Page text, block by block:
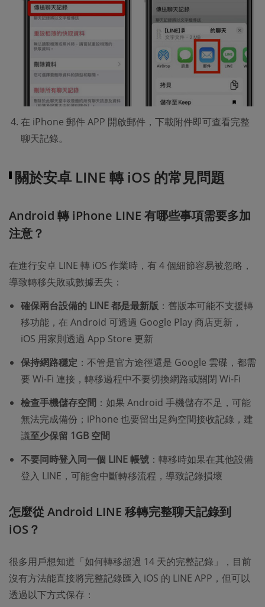
在 iPhone 郵件 APP 開啟郵件，下載附件即可查看完整
聊天記錄。
關於安卓 LINE 轉 iOS 的常見問題
Android 轉 iPhone LINE 有哪些事項需要多加
注意？​
在進行安卓 LINE 轉 iOS 作業時，有 4 個細節容易被忽略，
導致轉移失敗或數據丟失：​
確保兩台設備的 LINE 都是最新版 ：舊版本可能不支援轉
移功能，在 Android 可透過 Google Play 商店更新，
iOS 用家則透過 App Store 更新
保持網路穩定 ：不管是官方途徑還是 Google 雲碟，都需
要 Wi-Fi 連接，轉移過程中不要切換網路或關閉 Wi-Fi
檢查手機儲存空間 ：如果 Android 手機儲存不足，可能
無法完成備份；iPhone 也要留出足夠空間接收記錄，建
議至少保留 1GB 空間
不要同時登入同一個 LINE 帳號 ：轉移時如果在其他設備
登入 LINE，可能會中斷轉移流程，導致記錄損壞
怎麼從 Android LINE 移轉完整聊天記錄到
iOS？​
很多用戶想知道「如何轉移超過 14 天的完整記錄」，目前
沒有方法能直接將完整記錄匯入 iOS 的 LINE APP，但可以
透過以下方式保存：​